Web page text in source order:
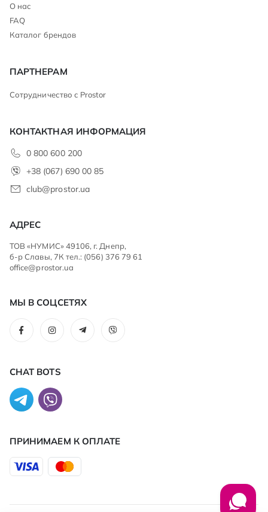
О нас
FAQ
Каталог брендов
ПАРТНЕРАМ
Сотрудничество с Prostor
КОНТАКТНАЯ ИНФОРМАЦИЯ
0 800 600 200
+38 (067) 690 00 85
club@prostor.ua
АДРЕС
ТОВ «НУМИС» 49106, г. Днепр,
б-р Славы, 7К тел.: (056) 376 79 61
office@prostor.ua
МЫ В СОЦСЕТЯХ
CHAT BOTS
ПРИНИМАЕМ К ОПЛАТЕ